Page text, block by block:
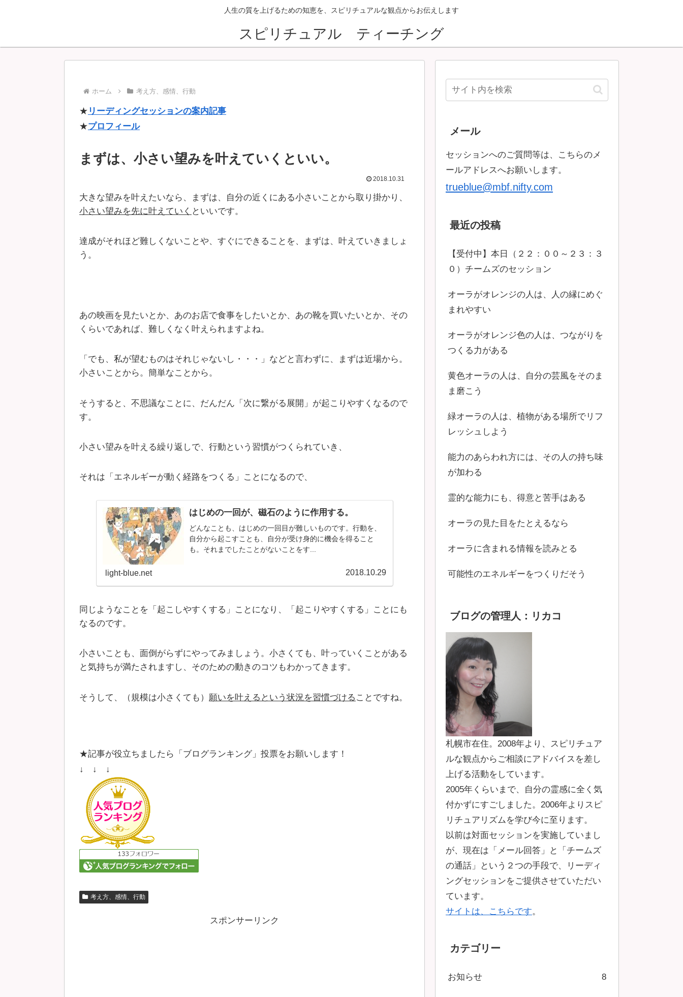
人生の質を上げるための知恵を、スピリチュアルな観点からお伝えします
スピリチュアル ティーチング
ホーム 考え方、感情、行動
★ リーディングセッションの案内記事
★プロフィール
まずは、小さい望みを叶えていくといい。
2018.10.31
大きな望みを叶えたいなら、まずは、自分の近くにある小さいことから取り掛かり、
小さい望みを先に叶えていく といいです。
達成がそれほど難しくないことや、すぐにできることを、まずは、叶えていきましょ
う。
あの映画を見たいとか、あのお店で食事をしたいとか、あの靴を買いたいとか、その
くらいであれば、難しくなく叶えられますよね。
「でも、私が望むものはそれじゃないし・・・」などと言わずに、まずは近場から。
小さいことから。簡単なことから。
そうすると、不思議なことに、だんだん「次に繋がる展開」が起こりやすくなるので
す。
小さい望みを叶える繰り返しで、行動という習慣がつくられていき、
それは「エネルギーが動く経路をつくる」ことになるので、
はじめの一回が、磁石のように作用する。
どんなことも、はじめの一回目が難しいものです。行動を、
自分から起こすことも、自分が受け身的に機会を得ること
も。それまでしたことがないことをす...
light-blue.net 2018.10.29
同じようなことを「起こしやすくする」ことになり、「起こりやすくする」ことにも
なるのです。
小さいことも、面倒がらずにやってみましょう。小さくても、叶っていくことがある
と気持ちが満たされますし、そのための動きのコツもわかってきます。
そうして、（規模は小さくても） 願いを叶えるという状況を習慣づける ことですね。
★記事が役立ちましたら「ブログランキング」投票をお願いします！
↓ ↓ ↓
考え方、感情、行動
スポンサーリンク
メール
セッションへのご質問等は、こちらのメ
ールアドレスへお願いします。
trueblue@mbf.nifty.com
最近の投稿
【受付中】本日（２２：００～２３：３
０）チームズのセッション
オーラがオレンジの人は、人の縁にめぐ
まれやすい
オーラがオレンジ色の人は、つながりを
つくる力がある
黄色オーラの人は、自分の芸風をそのま
ま磨こう
緑オーラの人は、植物がある場所でリフ
レッシュしよう
能力のあらわれ方には、その人の持ち味
が加わる
霊的な能力にも、得意と苦手はある
オーラの見た目をたとえるなら
オーラに含まれる情報を読みとる
可能性のエネルギーをつくりだそう
ブログの管理人：リカコ
札幌市在住。2008年より、スピリチュア
ルな観点からご相談にアドバイスを差し
上げる活動をしています。
2005年くらいまで、自分の霊感に全く気
付かずにすごしました。2006年よりスピ
リチュアリズムを学び今に至ります。
以前は対面セッションを実施していまし
が、現在は「メール回答」と「チームズ
の通話」という２つの手段で、リーディ
ングセッションをご提供させていただい
ています。
サイトは、こちらです。
カテゴリー
お知らせ 8